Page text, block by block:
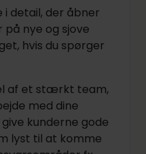
i detail, der åbner
nye og sjove
hvis du spørger
af et stærkt team,
med dine
kunderne gode
lyst til at komme